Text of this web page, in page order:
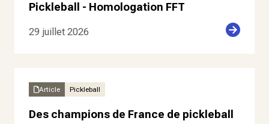
Pickleball - Homologation FFT
29 juillet 2026
Article Pickleball
Des champions de France de pickleball